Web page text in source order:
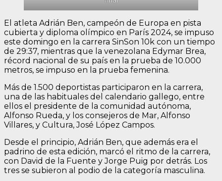
El atleta Adrián Ben, campeón de Europa en pista
cubierta y diploma olímpico en París 2024, se impuso
este domingo en la carrera SinSon 10k con un tiempo
de 29:37, mientras que la venezolana Edymar Brea,
récord nacional de su país en la prueba de 10.000
metros, se impuso en la prueba femenina.
Más de 1.500 deportistas participaron en la carrera,
una de las habituales del calendario gallego, entre
ellos el presidente de la comunidad autónoma,
Alfonso Rueda, y los consejeros de Mar, Alfonso
Villares, y Cultura, José López Campos.
Desde el principio, Adrián Ben, que además era el
padrino de esta edición, marcó el ritmo de la carrera,
con David de la Fuente y Jorge Puig por detrás. Los
tres se subieron al podio de la categoría masculina.